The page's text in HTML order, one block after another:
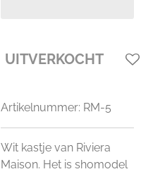
UITVERKOCHT
Artikelnummer: RM-5
Wit kastje van Riviera
Maison. Het is shomodel